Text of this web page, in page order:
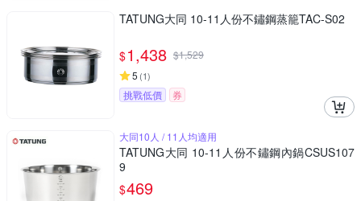
TATUNG大同 10-11人份不鏽鋼蒸籠TAC-S02
$1,438 $1,529
5 (1)
挑戰低價 券
大同10人 / 11人均適用
TATUNG大同 10-11人份不鏽鋼內鍋CSUS107
9
$469